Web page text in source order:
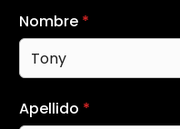
Nombre *
Apellido *